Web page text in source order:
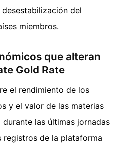
del
miembros.
que alteran
Gold Rate
el rendimiento de los
y el valor de las materias
las últimas jornadas
registros de la plataforma